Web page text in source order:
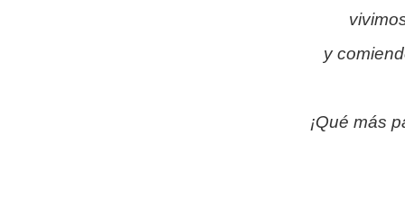
y
¡Qué más